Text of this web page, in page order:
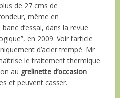
de 27 cms de
même en
d’essai, dans la revue
en 2009. Voir l’article
d’acier trempé. Mr
le traitement thermique
au grelinette d’occasion
et peuvent casser.